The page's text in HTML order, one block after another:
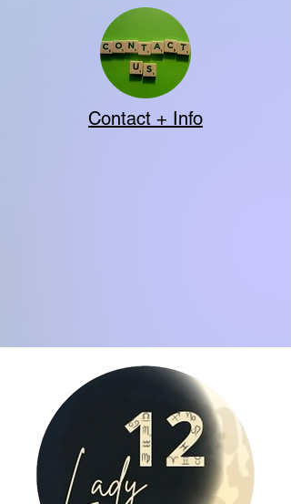
Contact + Info